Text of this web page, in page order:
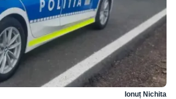
Ionuț Nichita